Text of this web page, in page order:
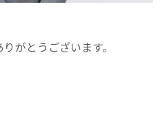
がとうございます。